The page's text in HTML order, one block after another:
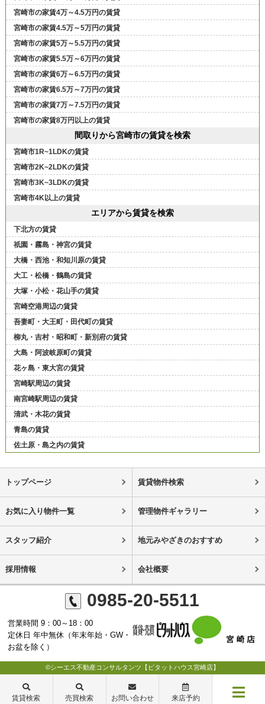
宮崎市の家賃4万～4.5万円の賃貸
宮崎市の家賃4.5万～5万円の賃貸
宮崎市の家賃5万～5.5万円の賃貸
宮崎市の家賃5.5万～6万円の賃貸
宮崎市の家賃6万～6.5万円の賃貸
宮崎市の家賃6.5万～7万円の賃貸
宮崎市の家賃7万～7.5万円の賃貸
宮崎市の家賃8万円以上の賃貸
間取りから宮崎市の賃貸を検索
宮崎市1R~1LDKの賃貸
宮崎市2K~2LDKの賃貸
宮崎市3K~3LDKの賃貸
宮崎市4K以上の賃貸
エリアから賃貸を検索
下北方の賃貸
祇園・霧島・神宮の賃貸
大橋・西池・和知川原の賃貸
大工・松橋・鶴島の賃貸
大塚・小松・花山手の賃貸
宮崎空港周辺の賃貸
吾妻町・大王町・田代町の賃貸
柳丸・吉村・昭和町・新別府の賃貸
大島・阿波岐原町の賃貸
花ヶ島・東大宮の賃貸
宮崎駅周辺の賃貸
南宮崎駅周辺の賃貸
清武・木花の賃貸
青島の賃貸
佐土原・島之内の賃貸
トップページ 賃貸物件検索
お気に入り物件一覧 管理物件ギャラリー
スタッフ紹介 地元みやざきのおすすめ
採用情報 会社概要
0985-20-5511
営業時間 9：00～18：00
定休日 年中無休（年末年始・GW・
お盆を除く）
©シーエス不動産コンサルタンツ【ピタットハウス宮崎店】
賃貸検索 売買検索 お問い合わせ 来店予約